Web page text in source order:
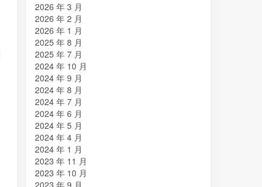
2026 年 3 月
2026 年 2 月
2026 年 1 月
2025 年 8 月
2025 年 7 月
2024 年 10 月
2024 年 9 月
2024 年 8 月
2024 年 7 月
2024 年 6 月
2024 年 5 月
2024 年 4 月
2024 年 1 月
2023 年 11 月
2023 年 10 月
2023 年 9 月